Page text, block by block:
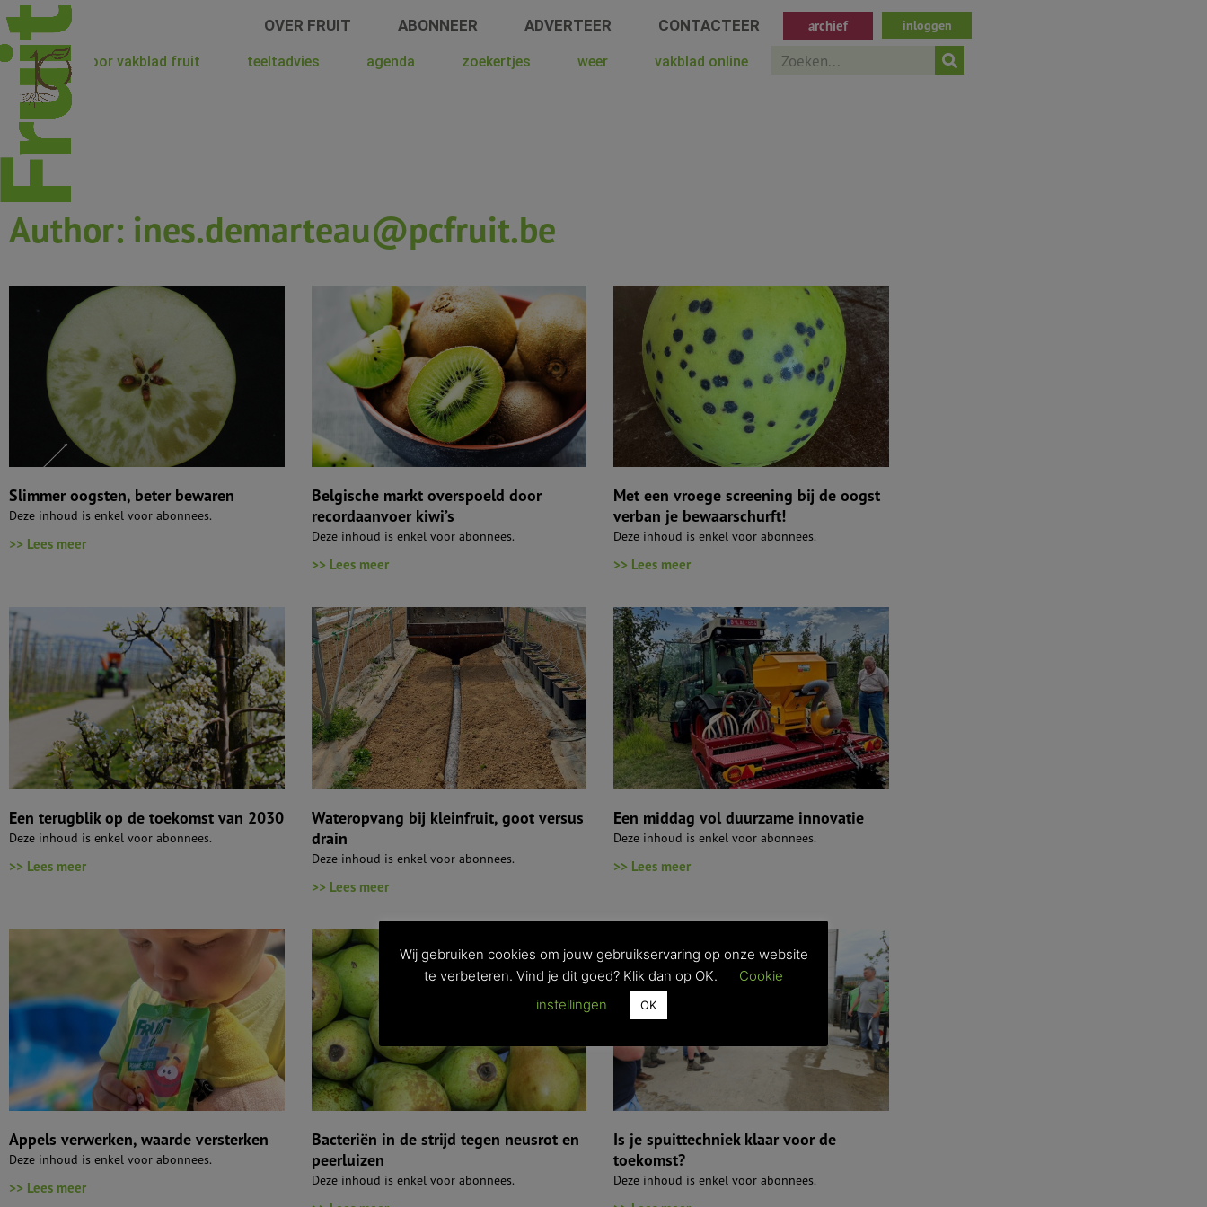
Spring
naar
de
inhoud
OVER FRUIT ABONNEER ADVERTEER CONTACTEER archief inloggen
hoera voor vakblad fruit teeltadvies agenda zoekertjes weer vakblad online Search
Author: ines.demarteau@pcfruit.be
Slimmer oogsten, beter bewaren
Deze inhoud is enkel voor abonnees.
>> Lees meer
Belgische markt overspoeld door
recordaanvoer kiwi’s
Deze inhoud is enkel voor abonnees.
>> Lees meer
Met een vroege screening bij de oogst
verban je bewaarschurft!
Deze inhoud is enkel voor abonnees.
>> Lees meer
Een terugblik op de toekomst van 2030
Deze inhoud is enkel voor abonnees.
>> Lees meer
Wateropvang bij kleinfruit, goot versus
drain
Deze inhoud is enkel voor abonnees.
>> Lees meer
Een middag vol duurzame innovatie
Deze inhoud is enkel voor abonnees.
>> Lees meer
Appels verwerken, waarde versterken
Deze inhoud is enkel voor abonnees.
>> Lees meer
Bacteriën in de strijd tegen neusrot en
peerluizen
Deze inhoud is enkel voor abonnees.
Is je spuittechniek klaar voor de
toekomst?
Deze inhoud is enkel voor abonnees.
Wij gebruiken cookies om jouw gebruikservaring op onze website
te verbeteren. Vind je dit goed? Klik dan op OK.
Cookie
instellingen
OK